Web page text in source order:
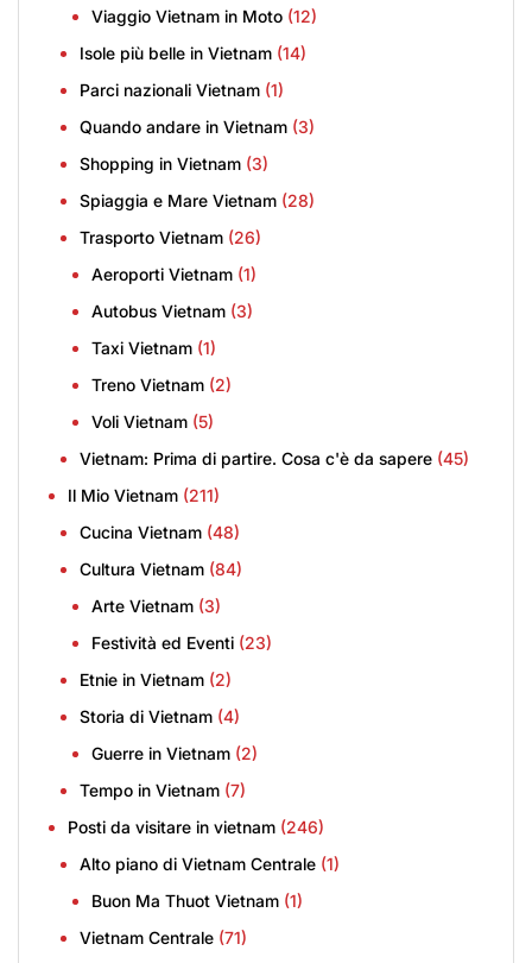
Viaggio Vietnam in Moto (12)
Isole più belle in Vietnam (14)
Parci nazionali Vietnam (1)
Quando andare in Vietnam (3)
Shopping in Vietnam (3)
Spiaggia e Mare Vietnam (28)
Trasporto Vietnam (26)
Aeroporti Vietnam (1)
Autobus Vietnam (3)
Taxi Vietnam (1)
Treno Vietnam (2)
Voli Vietnam (5)
Vietnam: Prima di partire. Cosa c'è da sapere (45)
Il Mio Vietnam (211)
Cucina Vietnam (48)
Cultura Vietnam (84)
Arte Vietnam (3)
Festività ed Eventi (23)
Etnie in Vietnam (2)
Storia di Vietnam (4)
Guerre in Vietnam (2)
Tempo in Vietnam (7)
Posti da visitare in vietnam (246)
Alto piano di Vietnam Centrale (1)
Buon Ma Thuot Vietnam (1)
Vietnam Centrale (71)